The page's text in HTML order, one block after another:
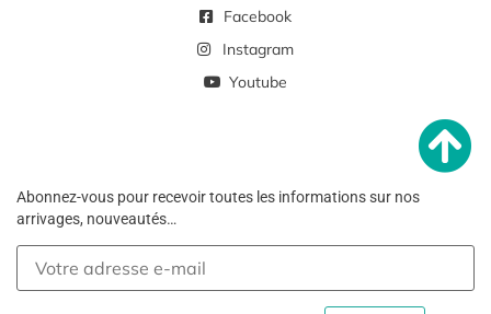
Facebook
Instagram
Youtube
Abonnez-vous pour recevoir toutes les informations sur nos
arrivages, nouveautés…